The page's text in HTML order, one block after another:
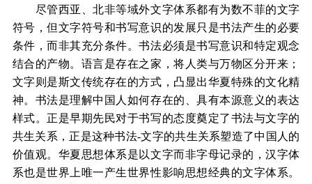
尽管西亚、北非等域外文字体系都有为数不菲的文字
符号，但文字符号和书写意识的发展只是书法产生的必要
条件，而非其充分条件。书法必须是书写意识和特定观念
结合的产物。语言是存在之家，将人类与万物区分开来；
文字则是斯文传统存在的方式，凸显出华夏特殊的文化精
神。书法是理解中国人如何存在的、具有本源意义的表达
样式。正是早期先民对于书写的态度奠定了书法与文字的
共生关系，正是这种书法-文字的共生关系塑造了中国人的
价值观。华夏思想体系是以文字而非字母记录的，汉字体
系也是世界上唯一产生世界性影响思想经典的文字体系。